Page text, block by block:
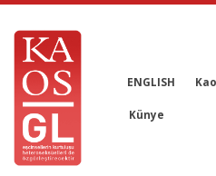
ENGLISH
Künye